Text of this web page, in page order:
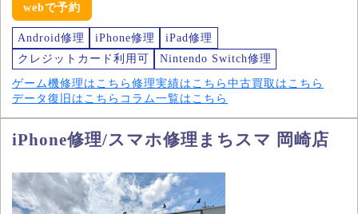
webで予約
Android修理 iPhone修理
iPad修理
クレジットカード利用可
Nintendo Switch修理
ゲーム機修理はこちら 修理実績はこちら 中古買取はこちら
データ復旧はこちら コラム一覧はこちら
iPhone修理/スマホ修理まちスマ 岡崎店